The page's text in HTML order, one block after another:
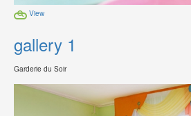
View
gallery 1
Garderie du Soir